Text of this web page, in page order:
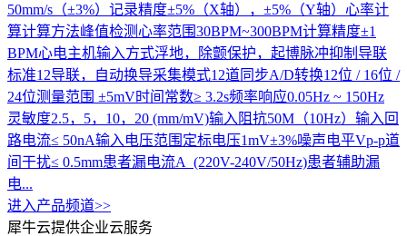
50mm/s（±3%）记录精度±5%（X轴），±5%（Y轴）心率计
算计算方法峰值检测心率范围30BPM~300BPM计算精度±1
BPM心电主机输入方式浮地，除颤保护，起博脉冲抑制导联
标准12导联，自动换导采集模式12道同步A/D转换12位 / 16位 /
24位测量范围 ±5mV时间常数≥ 3.2s频率响应0.05Hz ~ 150Hz
灵敏度2.5，5，10，20 (mm/mV)输入阻抗50M（10Hz）输入回
路电流≤ 50nA输入电压范围定标电压1mV±3%噪声电平Vp-p道
间干扰≤ 0.5mm患者漏电流A (220V-240V/50Hz)患者辅助漏
电...
进入产品频道>>
犀牛云提供企业云服务